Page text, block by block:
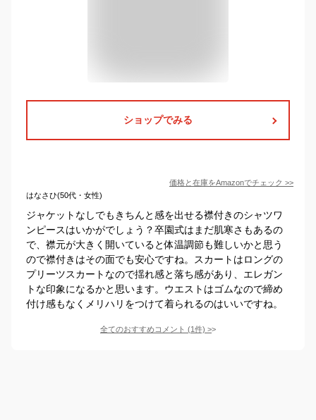
ショップでみる
価格と在庫をAmazonでチェック >>
はなさひ(50代・女性)
ジャケットなしでもきちんと感を出せる襟付きのシャツワ
ンピースはいかがでしょう？卒園式はまだ肌寒さもあるの
で、襟元が大きく開いていると体温調節も難しいかと思う
ので襟付きはその面でも安心ですね。スカートはロングの
プリーツスカートなので揺れ感と落ち感があり、エレガン
トな印象になるかと思います。ウエストはゴムなので締め
付け感もなくメリハリをつけて着られるのはいいですね。
全てのおすすめコメント (1件) >